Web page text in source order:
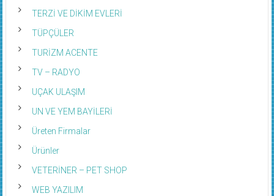
TERZİ VE DİKİM EVLERİ
TÜPÇÜLER
TURİZM ACENTE
TV – RADYO
UÇAK ULAŞIM
UN VE YEM BAYİLERİ
Üreten Firmalar
Ürünler
VETERİNER – PET SHOP
WEB YAZILIM